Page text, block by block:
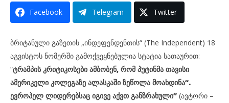
Facebook Telegram Twitter
ბრიტანული გაზეთის „ინდეფენდენთის“ (The Independent) 18
აგვისტოს ნომერში გამოქვეყნებულია სტატია სათაურით:
“ტრამპის კრიტიკოსები ამბობენ, რომ პუტინმა თავისი
ამერიკელი კოლეგაზე ალასკაში ზეწოლა მოახდინა“.
ევროპელ ლიდერებსაც იგივე აქვთ განზრახული” (ავტორი –